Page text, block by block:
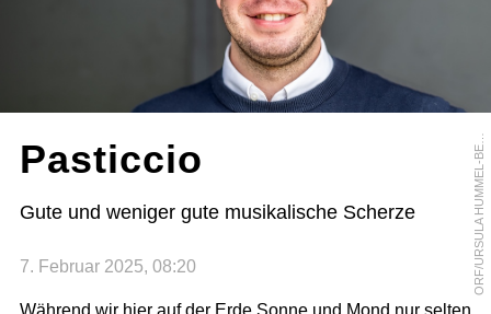
O
R
F
/
U
R
S
U
L
A
H
U
M
M
E
L
-
B
E
R
G
E
R
Pasticcio
Gute und weniger gute musikalische Scherze
7. Februar 2025, 08:20